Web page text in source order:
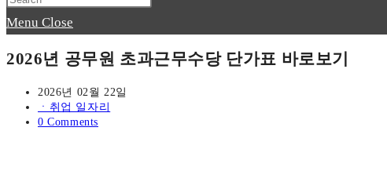
search
close
Menu Close
2026년 공무원 초과근무수당 단가표 바로보기
Post
published:
2026년 02월 22일
Post
category:
ㆍ취업 일자리
Post
0 Comments